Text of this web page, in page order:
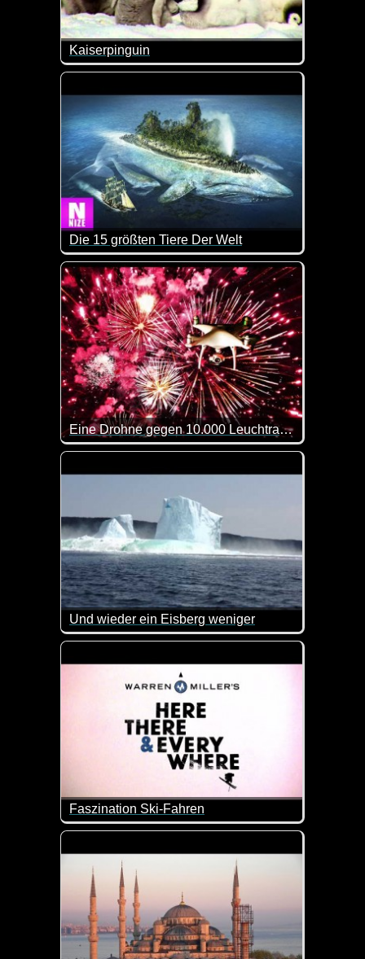
Kaiserpinguin
Besuch einer Kaiserpinguin Kolonie in der Nähe
Die 15 größten Tiere Der Welt
Sehr interessante und riesige Tiere.
Eine Drohne gegen 10.000 Leuchtraketen
Wenn diese Aufnahmen eines Feuerwerks nicht
Und wieder ein Eisberg weniger
Nicht lustig, sondern eher bedenklich, wie dieser
Faszination Ski-Fahren
Wow, das macht doch Lust auf Schnee und